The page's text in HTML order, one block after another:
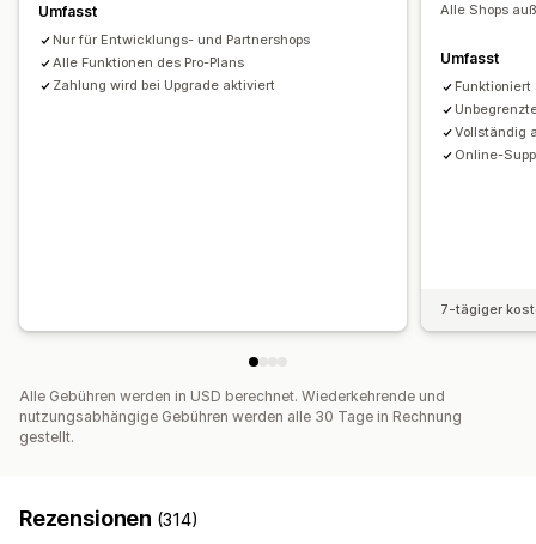
Hochrisikobenachrichtigungen
Besucheranalysen
App-Benachrichtigungen
Umfasst
Nur für Entwicklungs- und Partnershops
Alle Funktionen des Pro-Plans
Zahlung wird bei Upgrade aktiviert
Alle Shops
Umfasst
Vollständig
Online-
7-tägiger
Alle Gebühren werden in USD berechnet. Wiederkehrende und
nutzungsabhängige Gebühren werden alle 30 Tage in Rechnung
gestellt.
Rezensionen (314)